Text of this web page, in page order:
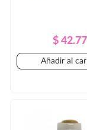
Precio
Precio
$ 42.77
Añadir al